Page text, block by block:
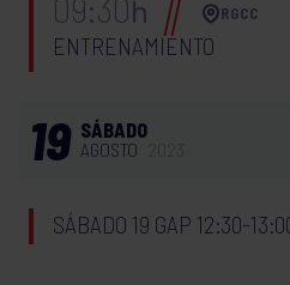
h RGCC
ENTRENAMIENTO
19 SÁBADO
AGOSTO
SÁBADO 19 GAP 12:30-